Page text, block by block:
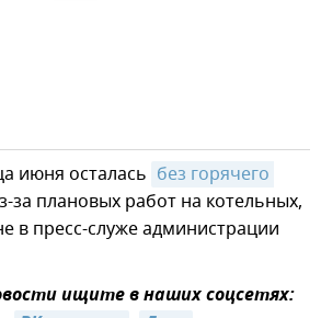
июня осталась без горячего
за плановых работ на котельных,
в пресс-служе администрации
ищите в наших соцсетях: